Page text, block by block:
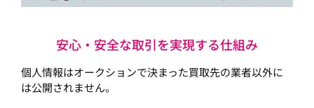
安心・安全な取引を実現する仕組み
個人情報はオークションで決まった買取先の業者以外に
は公開されません。